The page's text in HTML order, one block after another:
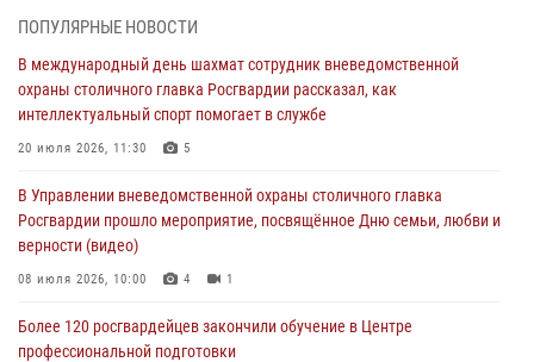
боевому самбо. (видео)
04 августа 2026, 14:00
Офицер Росгвардии стал гостем прямого эфира на «Радио Москвы»
04 августа 2026, 12:28
В Москве росгвардейцы задержали подозреваемого в нападении
на охранника торгового центра (видео)
ПОПУЛЯРНЫЕ НОВОСТИ
В международный день шахмат сотрудник вневедомственной
охраны столичного главка Росгвардии рассказал, как
интеллектуальный спорт помогает в службе
20 июля 2026, 11:30 5
В Управлении вневедомственной охраны столичного главка
Росгвардии прошло мероприятие, посвящённое Дню семьи, любви и
верности (видео)
08 июля 2026, 10:00 4 1
Более 120 росгвардейцев закончили обучение в Центре
профессиональной подготовки